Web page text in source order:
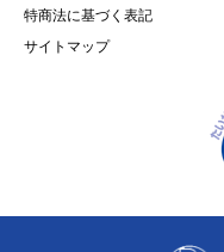
特商法に基づく表記
サイトマップ